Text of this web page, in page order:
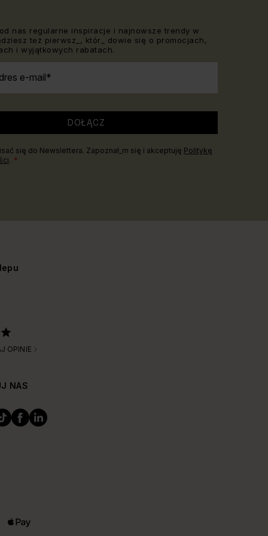
nas regularne inspiracje i najnowsze trendy w
też pierwsz_, któr_ dowie się o promocjach,
i wyjątkowych rabatach.
e-mail
DOŁĄCZ
się do Newslettera. Zapoznał_m się i akceptuję Politykę
.
OPINIE
NAS